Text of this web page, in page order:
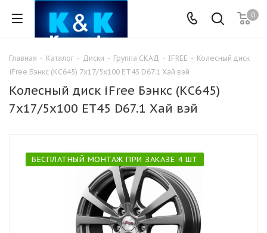
0
Главная - Каталог - Диски - Группа СКАД - IFREE - Колесный диск
iFree Бэнкс (КС645) 7х17/5x100 ET45 D67.1 Хай вэй
Колесный диск iFree Бэнкс (КС645)
7х17/5x100 ET45 D67.1 Хай вэй
БЕСПЛАТНЫЙ МОНТАЖ ПРИ ЗАКАЗЕ 4 ШТ